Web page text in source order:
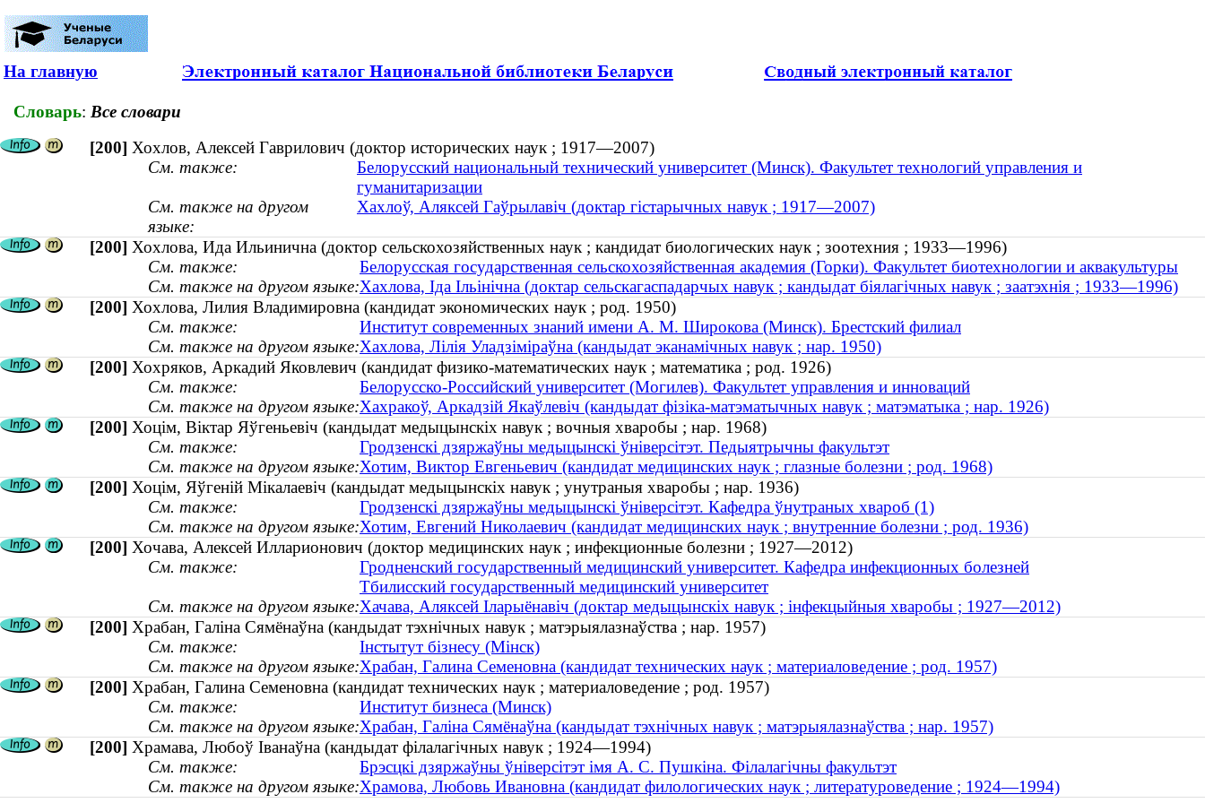
На главную
Словарь: Все словари
[200] Хохлов, Алексей Гаврилович (доктор исторических наук ; 1917—2007)
См. также:
Белорусский национальный технический университет (Минск). Факультет технологий управления и
гуманитаризации
См. также на другом
языке:
Хахлоў, Аляксей Гаўрылавіч (доктар гістарычных навук ; 1917—2007)
[200] Хохлова, Ида Ильинична (доктор сельскохозяйственных наук ; кандидат биологических наук ; зоотехния ; 1933—1996)
См. также:
Белорусская государственная сельскохозяйственная академия (Горки). Факультет биотехнологии и аквакультуры
См. также на другом языке:Хахлова, Іда Ільінічна (доктар сельскагаспадарчых навук ; кандыдат біялагічных навук ; заатэхнія ; 1933—1996)
[200] Хохлова, Лилия Владимировна (кандидат экономических наук ; род. 1950)
См. также:
Институт современных знаний имени А. М. Широкова (Минск). Брестский филиал
См. также на другом языке:Хахлова, Лілія Уладзіміраўна (кандыдат эканамічных навук ; нар. 1950)
[200] Хохряков, Аркадий Яковлевич (кандидат физико-математических наук ; математика ; род. 1926)
См. также:
Белорусско-Российский университет (Могилев). Факультет управления и инноваций
См. также на другом языке:Хахракоў, Аркадзій Якаўлевіч (кандыдат фізіка-матэматычных навук ; матэматыка ; нар. 1926)
[200] Хоцім, Віктар Яўгеньевіч (кандыдат медыцынскіх навук ; вочныя хваробы ; нар. 1968)
См. также:
Гродзенскі дзяржаўны медыцынскі ўніверсітэт. Педыятрычны факультэт
См. также на другом языке:Хотим, Виктор Евгеньевич (кандидат медицинских наук ; глазные болезни ; род. 1968)
[200] Хоцім, Яўгеній Мікалаевіч (кандыдат медыцынскіх навук ; унутраныя хваробы ; нар. 1936)
См. также:
Гродзенскі дзяржаўны медыцынскі ўніверсітэт. Кафедра ўнутраных хвароб (1)
См. также на другом языке:Хотим, Евгений Николаевич (кандидат медицинских наук ; внутренние болезни ; род. 1936)
[200] Хочава, Алексей Илларионович (доктор медицинских наук ; инфекционные болезни ; 1927—2012)
См. также:
Гродненский государственный медицинский университет. Кафедра инфекционных болезней
Тбилисский государственный медицинский университет
См. также на другом языке:Хачава, Аляксей Іларыёнавіч (доктар медыцынскіх навук ; інфекцыйныя хваробы ; 1927—2012)
[200] Храбан, Галіна Сямёнаўна (кандыдат тэхнічных навук ; матэрыялазнаўства ; нар. 1957)
См. также:
Інстытут бізнесу (Мінск)
См. также на другом языке:Храбан, Галина Семеновна (кандидат технических наук ; материаловедение ; род. 1957)
[200] Храбан, Галина Семеновна (кандидат технических наук ; материаловедение ; род. 1957)
См. также:
Институт бизнеса (Минск)
См. также на другом языке:Храбан, Галіна Сямёнаўна (кандыдат тэхнічных навук ; матэрыялазнаўства ; нар. 1957)
[200] Храмава, Любоў Іванаўна (кандыдат філалагічных навук ; 1924—1994)
См. также:
Брэсцкі дзяржаўны ўніверсітэт імя А. С. Пушкіна. Філалагічны факультэт
См. также на другом языке:Храмова, Любовь Ивановна (кандидат филологических наук ; литературоведение ; 1924—1994)